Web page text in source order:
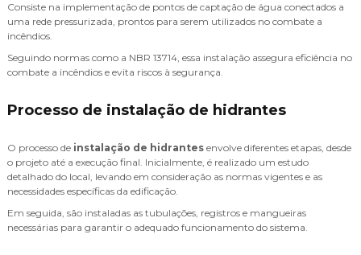
Consiste na implementação de pontos de captação de água conectados a
uma rede pressurizada, prontos para serem utilizados no combate a
incêndios.
Seguindo normas como a NBR 13714, essa instalação assegura eficiência no
combate a incêndios e evita riscos à segurança.
Processo de instalação de hidrantes
O processo de instalação de hidrantes envolve diferentes etapas, desde
o projeto até a execução final. Inicialmente, é realizado um estudo
detalhado do local, levando em consideração as normas vigentes e as
necessidades específicas da edificação.
Em seguida, são instaladas as tubulações, registros e mangueiras
necessárias para garantir o adequado funcionamento do sistema.